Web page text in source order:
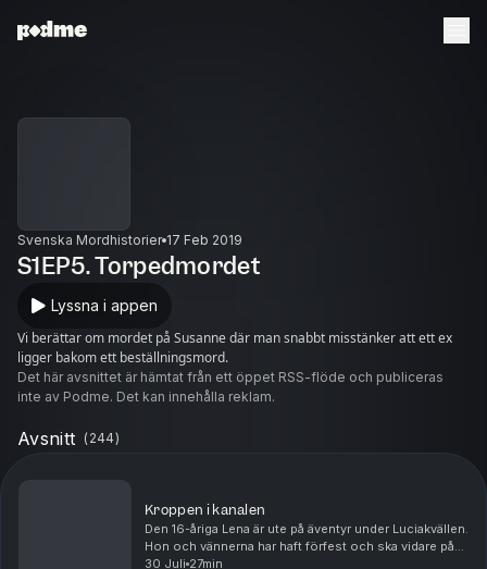
Svenska Mordhistorier 17 Feb 2019
S1EP5. Torpedmordet
Lyssna i appen
Vi berättar om mordet på Susanne där man snabbt misstänker att ett ex
ligger bakom ett beställningsmord.
Det här avsnittet är hämtat från ett öppet RSS-flöde och publiceras
inte av Podme. Det kan innehålla reklam.
Avsnitt (244)
Kroppen i kanalen
Den 16-åriga Lena är ute på äventyr under Luciakvällen.
Hon och vännerna har haft förfest och ska vidare på
klubb. Men Lena kommer aldrig fram. Det hela avskrivs
30 Juli 27min